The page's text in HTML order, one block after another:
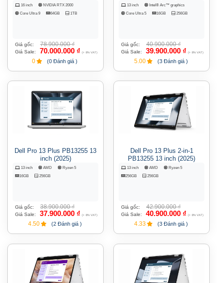
16 inch
NVIDIA RTX 2000
Core Ultra 9
64GB 1TB
Giá gốc: 78.900.000₫
Giá Sale: 70.000.000 ₫ (+ 8% VAT)
0 (0 Đánh giá )
13 inch
Intel® Arc™ graphics
Core Ultra 5
16GB 256GB
Giá gốc: 40.900.000₫
Giá Sale: 39.900.000 ₫ (+ 8% VAT)
5.00 (3 Đánh giá )
Dell Pro 13 Plus PB13255 13
inch (2025)
13 inch AMD
Ryzen 5
16GB
256GB
Giá gốc: 38.900.000₫
Giá Sale: 37.900.000 ₫ (+ 8% VAT)
4.50 (2 Đánh giá )
Dell Pro 13 Plus 2-in-1
PB13255 13 inch (2025)
13 inch AMD
Ryzen 5
256GB
256GB
Giá gốc: 42.900.000₫
Giá Sale: 40.900.000 ₫ (+ 8% VAT)
4.33 (3 Đánh giá )